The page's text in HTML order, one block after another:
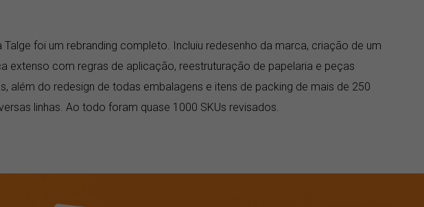
Talge foi um rebranding completo. Incluiu redesenho da marca, criação de um
extenso com regras de aplicação, reestruturação de papelaria e peças
além do redesign de todas embalagens e itens de packing de mais de 250
linhas. Ao todo foram quase 1000 SKUs revisados.